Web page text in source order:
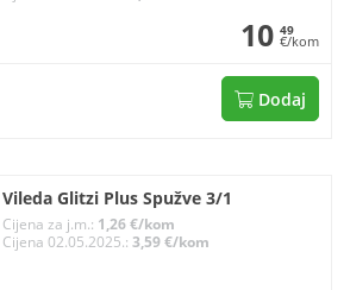
10 49
€/kom
Dodaj
Vileda Glitzi Plus Spužve 3/1
Cijena za j.m.: 1,26 €/kom
Cijena 02.05.2025.: 3,59 €/kom